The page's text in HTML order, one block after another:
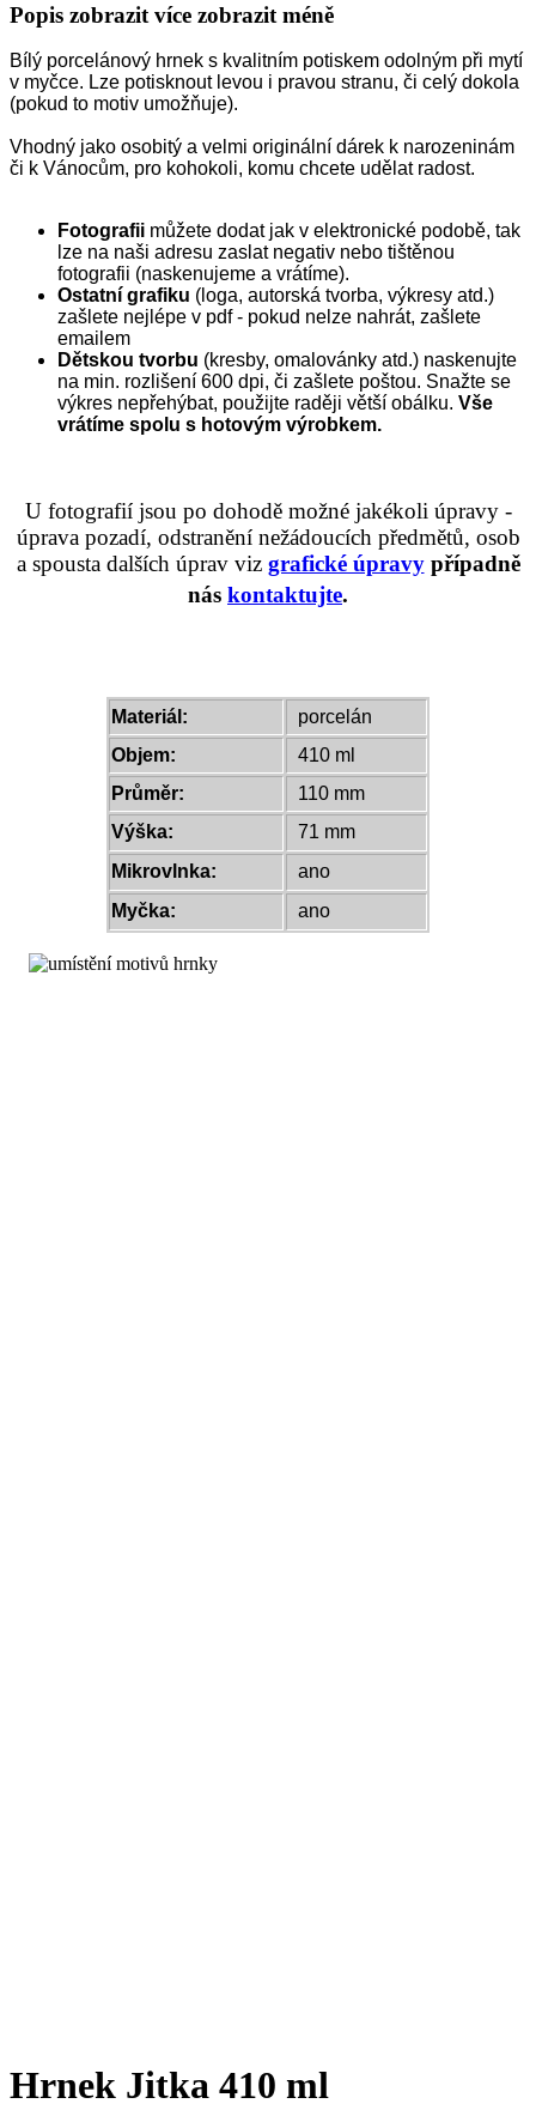
Popis zobrazit více zobrazit méně
Bílý porcelánový hrnek s kvalitním potiskem odolným při mytí
v myčce. Lze potisknout levou i pravou stranu, či celý dokola
(pokud to motiv umožňuje).
Vhodný jako osobitý a velmi originální dárek k narozeninám
či k Vánocům, pro kohokoli, komu chcete udělat radost.
Fotografii můžete dodat jak v elektronické podobě, tak
lze na naši adresu zaslat negativ nebo tištěnou
fotografii (naskenujeme a vrátíme).
Ostatní grafiku (loga, autorská tvorba, výkresy atd.)
zašlete nejlépe v pdf - pokud nelze nahrát, zašlete
emailem
Dětskou tvorbu (kresby, omalovánky atd.) naskenujte
na min. rozlišení 600 dpi, či zašlete poštou. Snažte se
výkres nepřehýbat, použijte raději větší obálku. Vše
vrátíme spolu s hotovým výrobkem.
U fotografií jsou po dohodě možné jakékoli úpravy -
úprava pozadí, odstranění nežádoucích předmětů, osob
a spousta dalších úprav viz grafické úpravypřípadně
nás kontaktujte.
Materiál:
porcelán
Objem:
410 ml
Průměr:
110 mm
Výška:
71 mm
Mikrovlnka:
ano
Myčka:
ano
Hrnek Jitka 410 ml